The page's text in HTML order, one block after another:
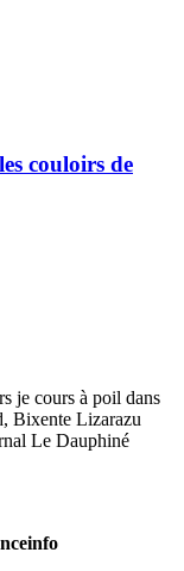
couloirs de
je cours à poil dans
Bixente Lizarazu
Le Dauphiné